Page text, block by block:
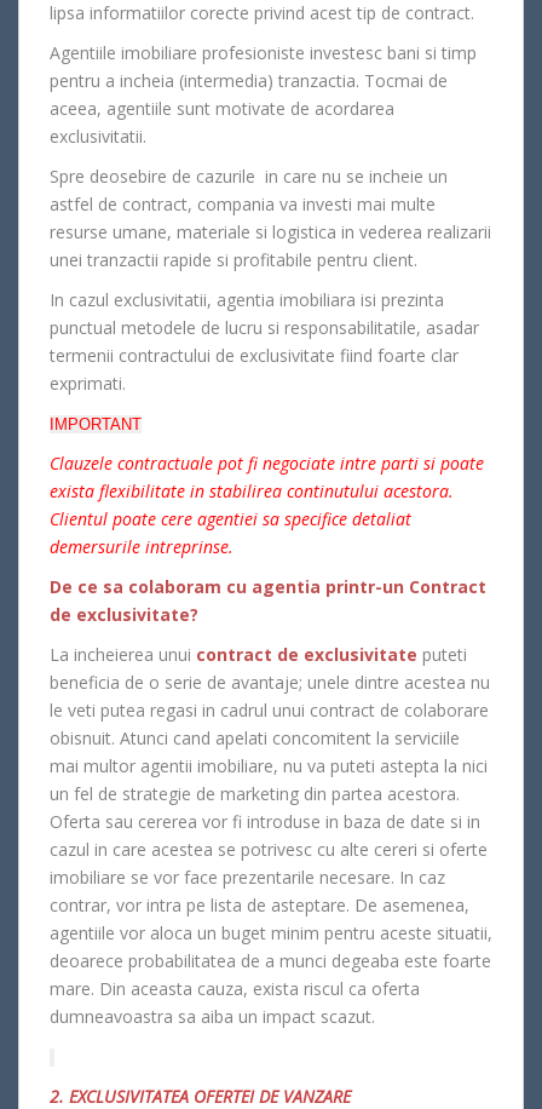
lipsa informatiilor corecte privind acest tip de contract.
Agentiile imobiliare profesioniste investesc bani si timp
pentru a incheia (intermedia) tranzactia. Tocmai de
aceea, agentiile sunt motivate de acordarea
exclusivitatii.
Spre deosebire de cazurile in care nu se incheie un
astfel de contract, compania va investi mai multe
resurse umane, materiale si logistica in vederea realizarii
unei tranzactii rapide si profitabile pentru client.
In cazul exclusivitatii, agentia imobiliara isi prezinta
punctual metodele de lucru si responsabilitatile, asadar
termenii contractului de exclusivitate fiind foarte clar
exprimati.
IMPORTANT
Clauzele contractuale pot fi negociate intre parti si poate
exista flexibilitate in stabilirea continutului acestora.
Clientul poate cere agentiei sa specifice detaliat
demersurile intreprinse.
De ce sa colaboram cu agentia printr-un Contract
de exclusivitate?
La incheierea unui contract de exclusivitate puteti
beneficia de o serie de avantaje; unele dintre acestea nu
le veti putea regasi in cadrul unui contract de colaborare
obisnuit. Atunci cand apelati concomitent la serviciile
mai multor agentii imobiliare, nu va puteti astepta la nici
un fel de strategie de marketing din partea acestora.
Oferta sau cererea vor fi introduse in baza de date si in
cazul in care acestea se potrivesc cu alte cereri si oferte
imobiliare se vor face prezentarile necesare. In caz
contrar, vor intra pe lista de asteptare. De asemenea,
agentiile vor aloca un buget minim pentru aceste situatii,
deoarece probabilitatea de a munci degeaba este foarte
mare. Din aceasta cauza, exista riscul ca oferta
dumneavoastra sa aiba un impact scazut.
2. EXCLUSIVITATEA OFERTEI DE VANZARE